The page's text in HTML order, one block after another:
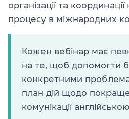
організації та
процесу в міжнародних
Кожен вебінар має
на те, щоб допомогти
конкретними
план дій щодо
комунікації